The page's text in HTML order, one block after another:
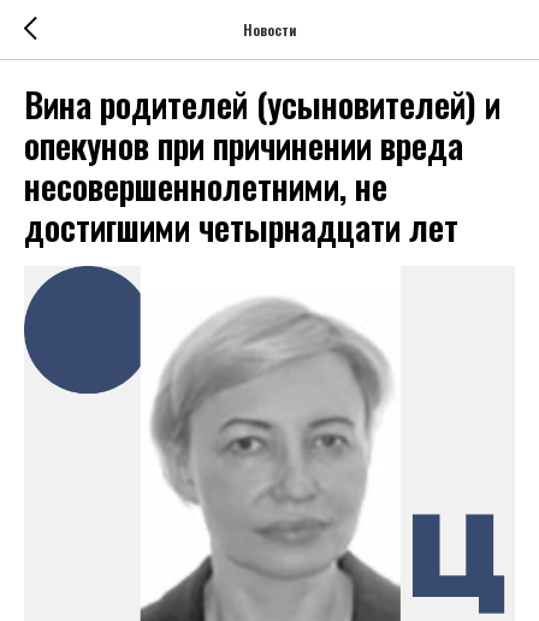
Новости
Вина родителей (усыновителей) и
опекунов при причинении вреда
несовершеннолетними, не
достигшими четырнадцати лет